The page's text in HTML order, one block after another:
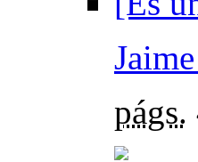
págs.